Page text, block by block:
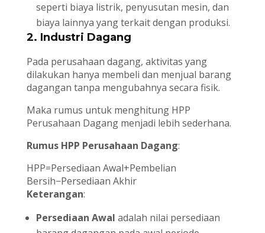
seperti biaya listrik, penyusutan mesin, dan
biaya lainnya yang terkait dengan produksi.
2. Industri Dagang
Pada perusahaan dagang, aktivitas yang
dilakukan hanya membeli dan menjual barang
dagangan tanpa mengubahnya secara fisik.
Maka rumus untuk menghitung HPP
Perusahaan Dagang menjadi lebih sederhana.
Rumus HPP Perusahaan Dagang:
HPP=Persediaan Awal+Pembelian
Bersih−Persediaan Akhir
Keterangan:
Persediaan Awal adalah nilai persediaan